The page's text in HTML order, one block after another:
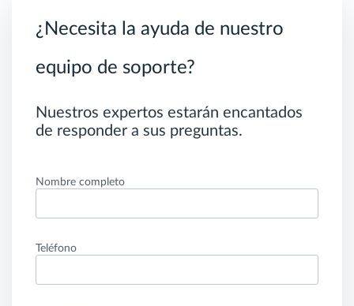
¿Necesita la ayuda de nuestro
equipo de soporte?
Nuestros expertos estarán encantados
de responder a sus preguntas.
Nombre completo
Teléfono